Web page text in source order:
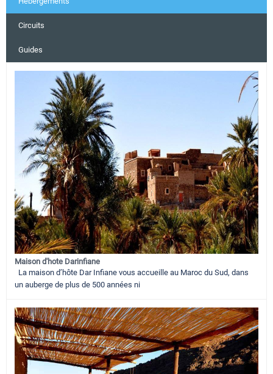
Circuits
Guides
Maison d'hote Darinfiane
La maison d’hôte Dar Infiane vous accueille au Maroc du Sud, dans
un auberge de plus de 500 années ni